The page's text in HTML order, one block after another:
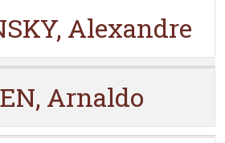
Alexandre
Arnaldo